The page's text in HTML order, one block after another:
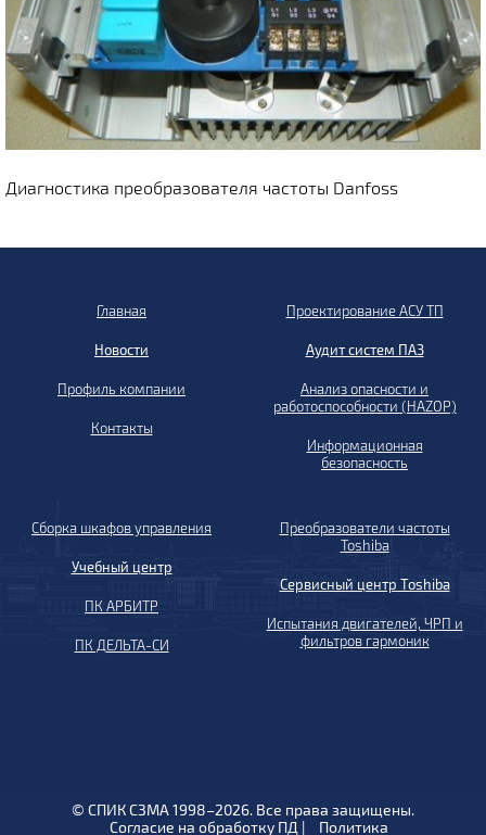
Диагностика преобразователя частоты Danfoss
Главная
Новости
Профиль компании
Контакты
Проектирование АСУ ТП
Аудит систем ПАЗ
Анализ опасности и
работоспособности (HAZOP)
Информационная
безопасность
Сборка шкафов управления
Учебный центр
ПК АРБИТР
ПК ДЕЛЬТА-СИ
Преобразователи частоты
Toshiba
Сервисный центр Toshiba
Испытания двигателей, ЧРП и
фильтров гармоник
© СПИК СЗМА 1998–2026. Все права защищены.
Согласие на обработку ПД |
Политика